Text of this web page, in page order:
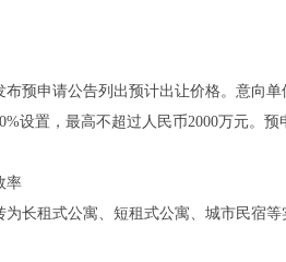
申请公告列出预计出让价格。意向单
设置，最高不超过人民币2000万元。
率
租式公寓、短租式公寓、城市民宿等